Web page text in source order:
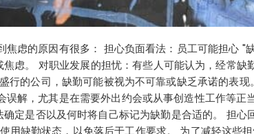
焦虑的原因有很多： 担心负面看法：员工可能担心
虑。 对职业发展的担忧：有些人可能认为，经常
行的公司，缺勤可能被视为不可靠或缺乏承诺的表
解，尤其是在需要外出约会或从事创造性工作等
定是否以及何时将自己标记为缺勤是合适的。 担
用缺勤状态，以免落后于工作要求。 为了减轻这些